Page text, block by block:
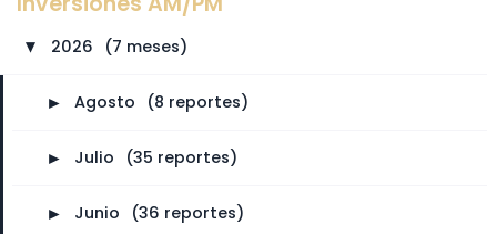
► 2026 (7 meses)
► Agosto (8 reportes)
► Julio (35 reportes)
► Junio (36 reportes)